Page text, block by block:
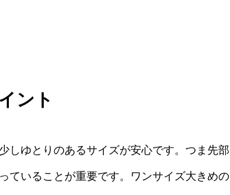
ント
しゆとりのあるサイズが安心です。つま先部
ていることが重要です。ワンサイズ大きめの